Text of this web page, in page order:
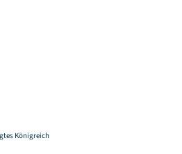
Königreich